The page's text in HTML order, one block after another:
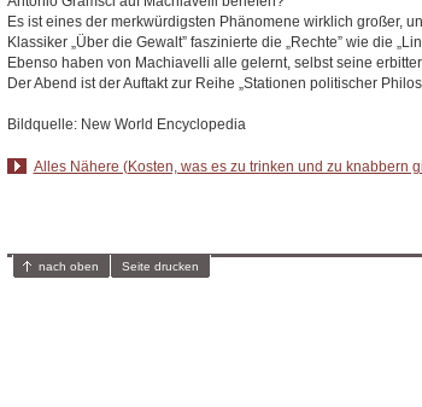
Es ist eines der merkwürdigsten Phänomene wirklich großer,
Klassiker „Über die Gewalt” faszinierte die „Rechte” wie die
Ebenso haben von Machiavelli alle gelernt, selbst seine
Der Abend ist der Auftakt zur Reihe „Stationen politischer
Bildquelle: New World Encyclopedia
Alles Nähere (Kosten, was es zu trinken und zu knabbern
nach oben Seite drucken